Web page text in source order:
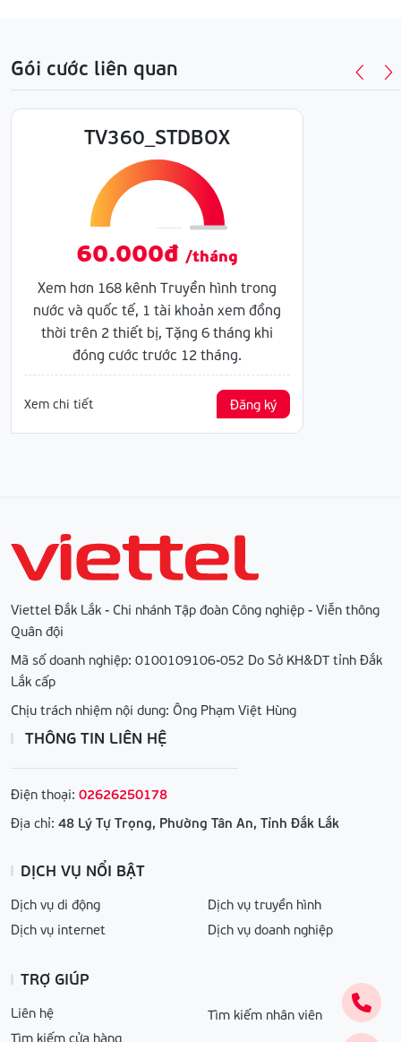
Gói cước liên quan
TV360_STDBOX
60.000đ /tháng
Xem hơn 168 kênh Truyền hình trong
nước và quốc tế, 1 tài khoản xem đồng
thời trên 2 thiết bị, Tặng 6 tháng khi
đóng cước trước 12 tháng.
Xem chi tiết Đăng ký
Viettel Đắk Lắk - Chi nhánh Tập đoàn Công nghiệp - Viễn thông
Quân đội
Mã số doanh nghiệp: 0100109106-052 Do Sở KH&DT tỉnh Đắk
Lắk cấp
Chịu trách nhiệm nội dung: Ông Phạm Việt Hùng
THÔNG TIN LIÊN HỆ
Điện thoại: 02626250178
Địa chỉ: 48 Lý Tự Trọng, Phường Tân An, Tỉnh Đắk Lắk
DỊCH VỤ NỔI BẬT
Dịch vụ di động
Dịch vụ internet
Dịch vụ truyền hình
Dịch vụ doanh nghiệp
TRỢ GIÚP
Liên hệ
Tìm kiếm cửa hàng
Tìm kiếm nhân viên